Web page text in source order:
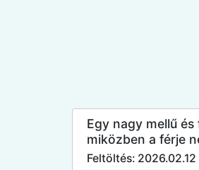
Egy nagy mellű
miközben a férje
Feltöltés: 2026.02.12